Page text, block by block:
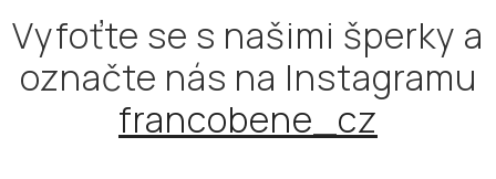
Vyfoťte se s našimi šperky a
označte nás na Instagramu
francobene_cz